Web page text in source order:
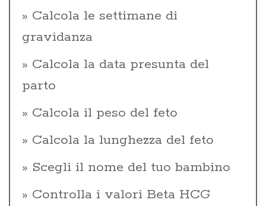
Calcola le settimane di
gravidanza
Calcola la data presunta del
parto
Calcola il peso del feto
Calcola la lunghezza del feto
Scegli il nome del tuo bambino
Controlla i valori Beta HCG